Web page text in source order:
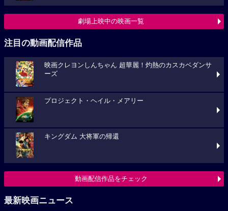
劇場上映中の映画一覧
注目の動画配信作品
映画クレヨンしんちゃん 超華麗！灼熱のカスカベダンサ
ーズ
プロジェクト・ヘイル・メアリー
キングダム 大将軍の帰還
動画配信作品をチェック
最新映画ニュース